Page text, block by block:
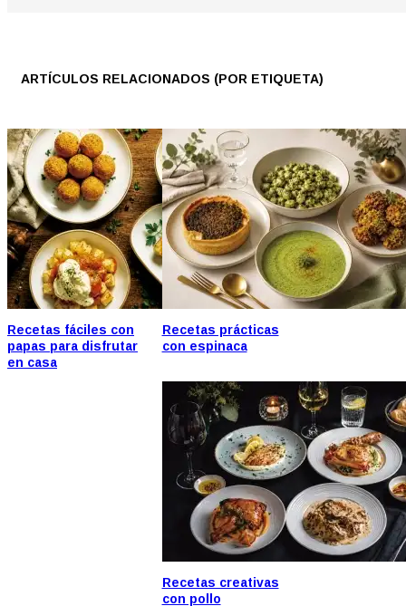
ARTÍCULOS RELACIONADOS (POR ETIQUETA)
Recetas fáciles con
papas para disfrutar
en casa
Recetas prácticas
con espinaca
Recetas creativas
con pollo